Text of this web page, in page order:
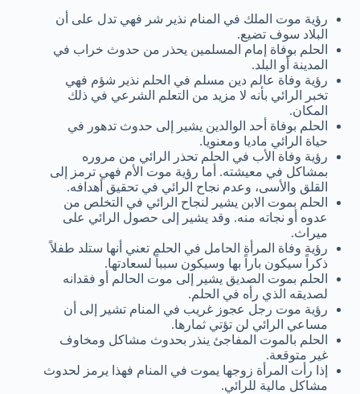
رؤية موت الملك في المنام نذير شر فهي تدل على أن
البلاد سوف تضيع.
الحلم بوفاة إمام المسلمين يحذر من حدوث خراب في
المدينة أو البلد.
رؤية وفاة عالم دين مسلم في الحلم نذير شؤم فهي
تخبر الرائي بأنه لا مزيد من التعلم الشرعي في ذلك
المكان.
الحلم بوفاة أحد الوالدين يشير إلى حدوث تدهور في
حياة الرائي ماديا ومعنويا.
رؤية وفاة الأب في الحلم تحذر الرائي من مروره
بمشاكل في معيشته. أما رؤية موت الأم فهي ترمز إلى
القلق والأسى، وعدم نجاح الرائي في تحقيق أهدافه.
الحلم بموت الابن يشير لنجاح الرائي في التخلص من
عدوه أو نجاته منه. وقد يشير إلى حصول الرائي على
ميراث.
رؤية وفاة المرأة الحامل في الحلم تعني أنها ستلد طفلاً
ذكراً سيكون باراً بها وسيكون سبباً لسعادتها.
الحلم بموت الصديق يشير إلى موت الحالم أو فقدانه
لصديقه الذي رأه في الحلم.
رؤية موت رجل عجوز غريب في المنام تشير إلى أن
مساعي الرائي لن تؤتي ثمارها.
الحلم بالموت المفاجئ ينذر بحدوث مشاكل ومخاوف
غير متوقعة.
إذا رأت المرأة زوجها يموت في المنام فهذا يرمز لحدوث
مشاكل مالية للرائي.